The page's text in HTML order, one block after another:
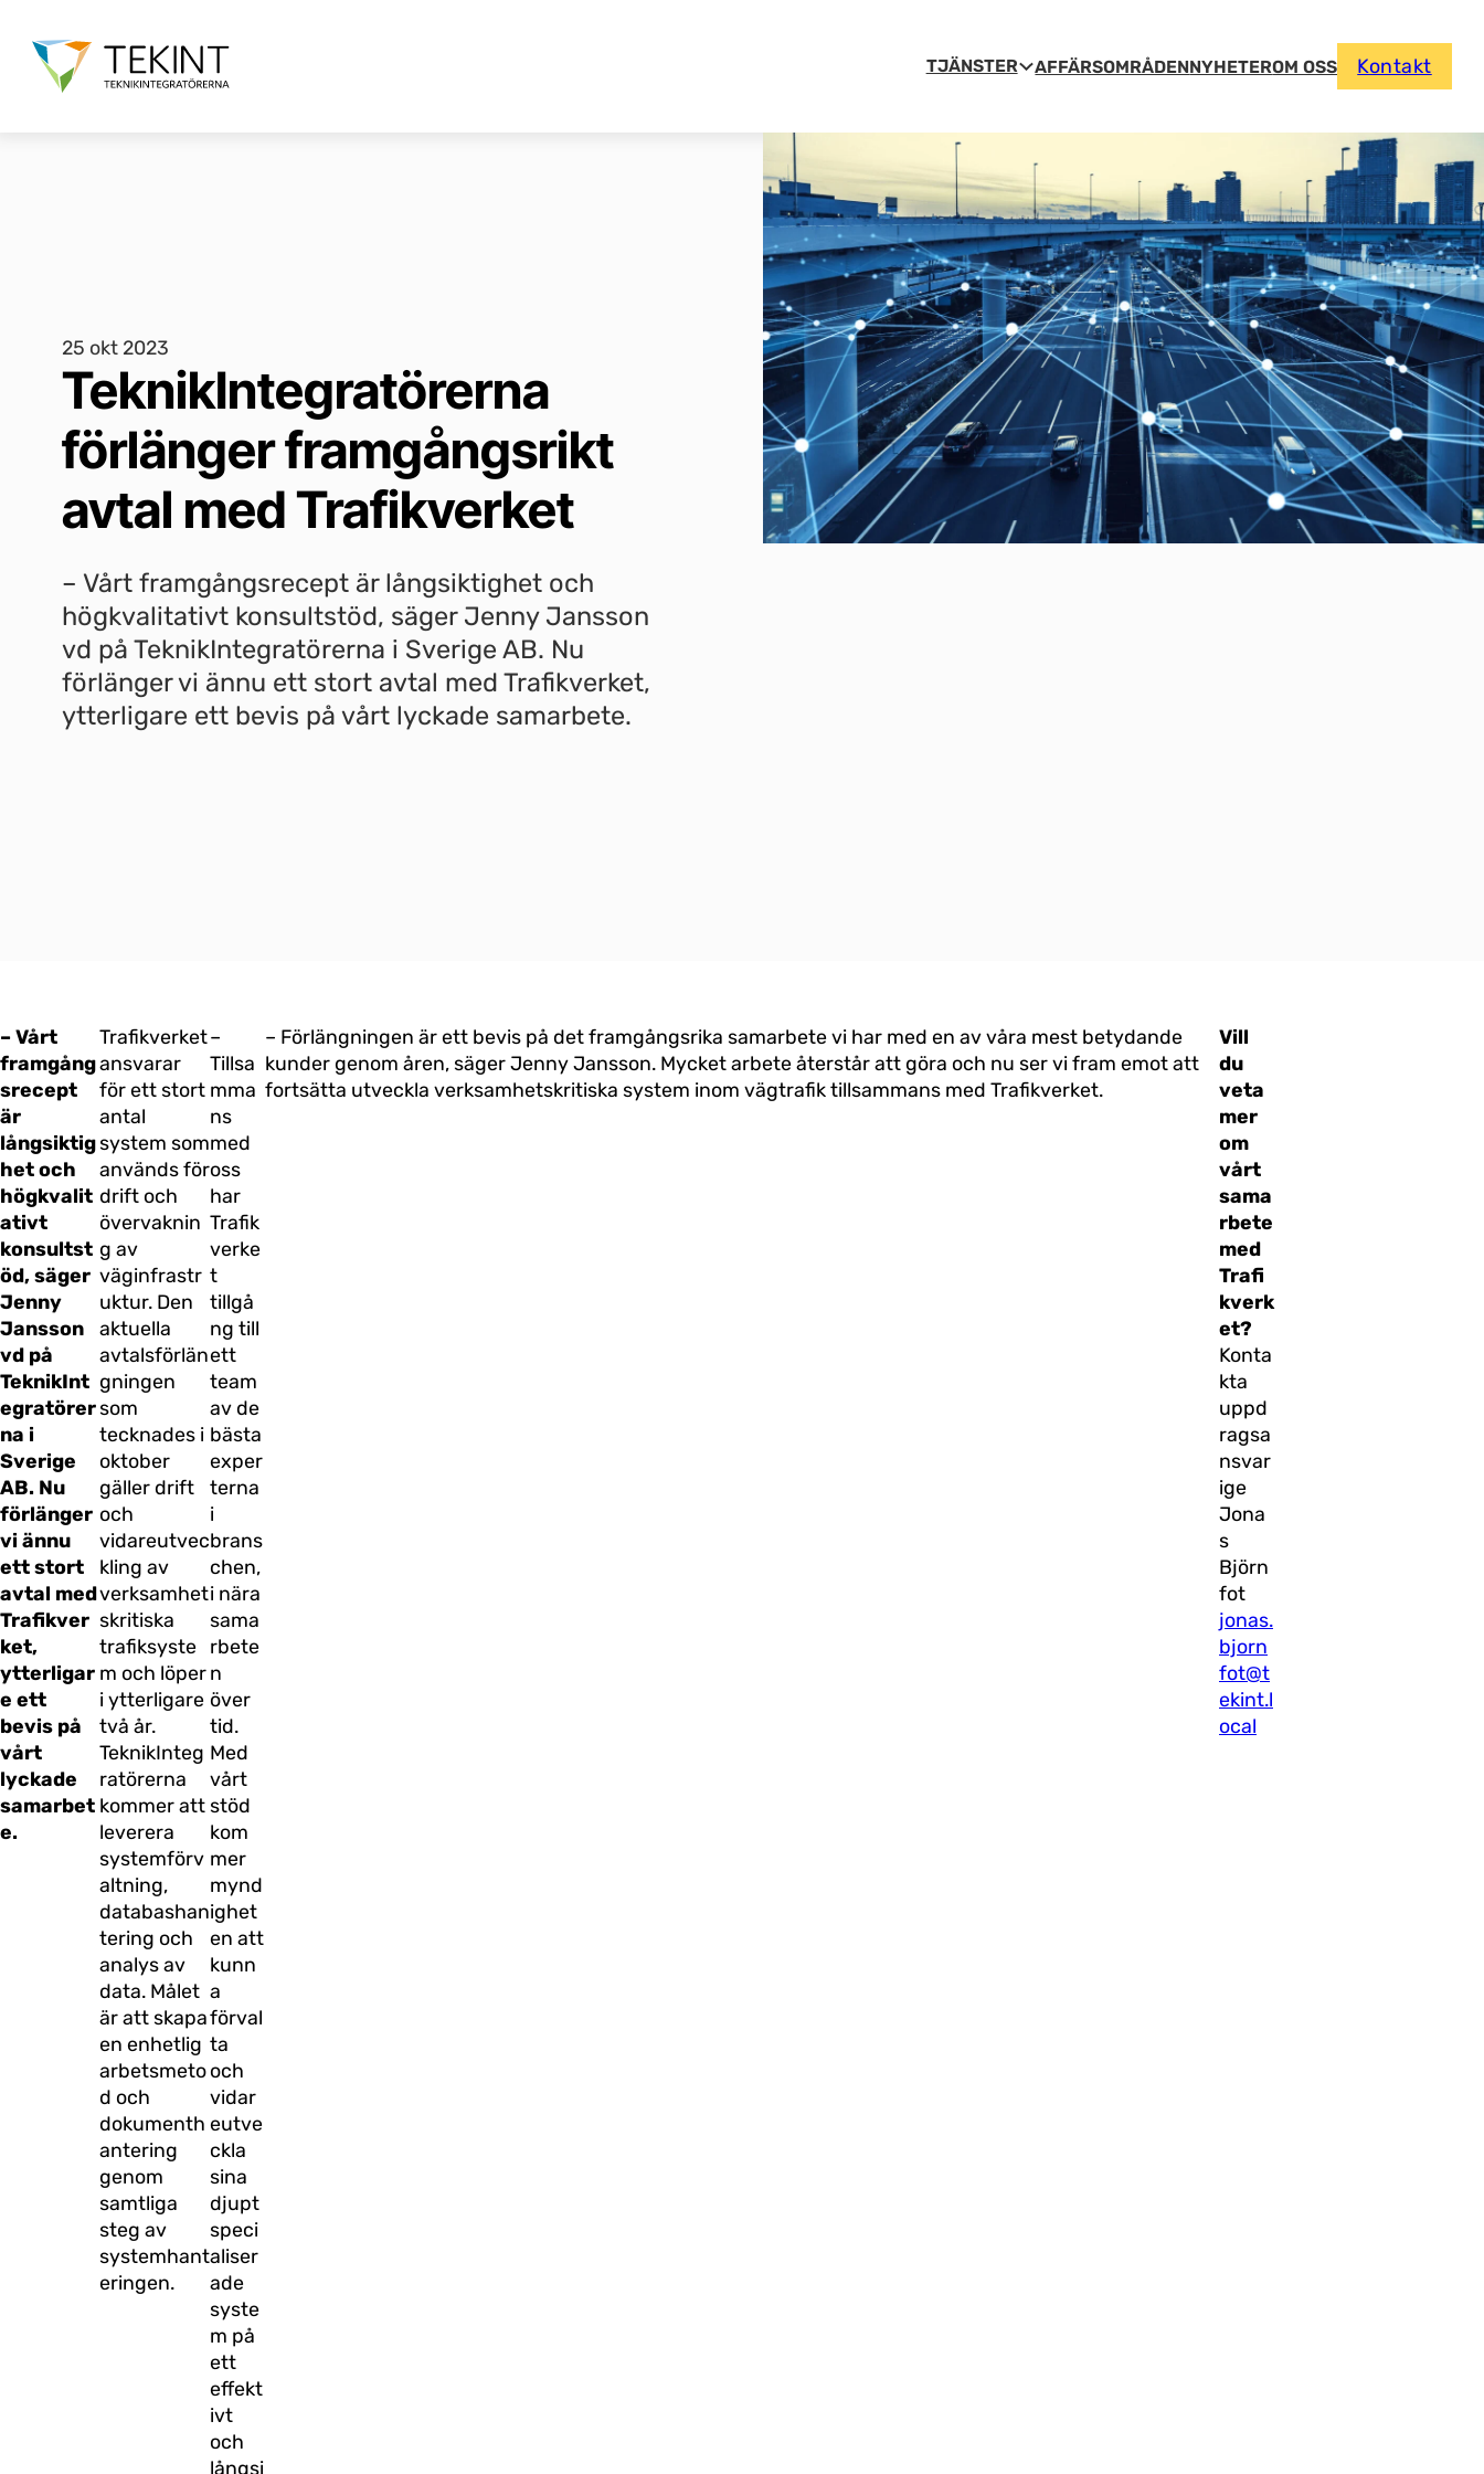
TJÄNSTER AFFÄRSOMRÅDENNYHETEROM OSS Kontakt
TeknikIntegratörerna
förlänger framgångsrikt
avtal med Trafikverket
25 okt 2023
– Vårt framgångsrecept är långsiktighet och
högkvalitativt konsultstöd, säger Jenny Jansson
vd på TeknikIntegratörerna i Sverige AB. Nu
förlänger vi ännu ett stort avtal med Trafikverket,
ytterligare ett bevis på vårt lyckade samarbete.
– Vårt
framgång
srecept
är
långsiktig
het och
högkvalit
ativt
konsultst
öd, säger
Jenny
Jansson
vd på
TeknikInt
egratörer
na i
Sverige
AB. Nu
förlänger
vi ännu
ett stort
avtal med
Trafikver
ket,
ytterligar
e ett
bevis på
vårt
lyckade
samarbet
e.
Trafikverket
ansvarar
för ett stort
antal
system som
används för
drift och
övervaknin
g av
väginfrastr
uktur. Den
aktuella
avtalsförlän
gningen
som
tecknades i
oktober
gäller drift
och
vidareutvec
kling av
verksamhet
skritiska
trafiksyste
m och löper
i ytterligare
två år.
TeknikInteg
ratörerna
kommer att
leverera
systemförv
altning,
databashan
tering och
analys av
data. Målet
är att skapa
en enhetlig
arbetsmeto
d och
dokumenth
antering
genom
samtliga
steg av
systemhant
eringen.
–
Tillsa
mma
ns
med
oss
har
Trafik
verke
t
tillgå
ng till
ett
team
av de
bästa
exper
terna
i
brans
chen,
i nära
sama
rbete
n
över
tid.
Med
vårt
stöd
kom
mer
mynd
ighet
en att
kunn
a
förval
ta
och
vidar
eutve
ckla
sina
djupt
speci
aliser
ade
syste
m på
ett
effekt
ivt
och
långsi
– Förlängningen är ett bevis på det framgångsrika samarbete vi har med en av våra mest betydande
kunder genom åren, säger Jenny Jansson. Mycket arbete återstår att göra och nu ser vi fram emot att
fortsätta utveckla verksamhetskritiska system inom vägtrafik tillsammans med Trafikverket.
Vill
du
veta
mer
om
vårt
sama
rbete
med
Trafi
kverk
et?
Konta
kta
uppd
ragsa
nsvar
ige
Jona
s
Björn
fot
jonas.
bjorn
fot@t
ekint.l
ocal